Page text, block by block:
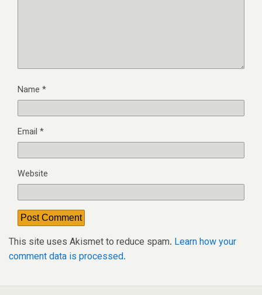
Name *
Email *
Website
This site uses Akismet to reduce spam. Learn how your
comment data is processed.